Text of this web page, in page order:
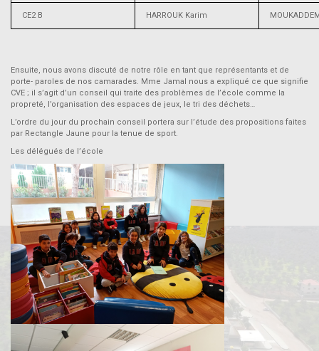
CE2 B HARROUK Karim
Ensuite, nous avons discuté de notre rôle en tant que représentants et de
porte- paroles de nos camarades. Mme Jamal nous a expliqué ce que signifie
CVE ; il s’agit d’un conseil qui traite des problèmes de l’école comme la
propreté, l’organisation des espaces de jeux, le tri des déchets…
L’ordre du jour du prochain conseil portera sur l’étude des propositions faites
par Rectangle Jaune pour la tenue de sport.
Les délégués de l’école